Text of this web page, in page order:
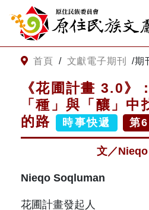
跳到主要內容
網站導覽
客服諮詢
搜
尋
關
鍵
字
首頁 / 文獻電子期刊 /期
《花圃計畫 3.0》
「種」與「釀」中
的路 時事快遞 第
文／
Nieqo Soqluman
花圃計畫發起人